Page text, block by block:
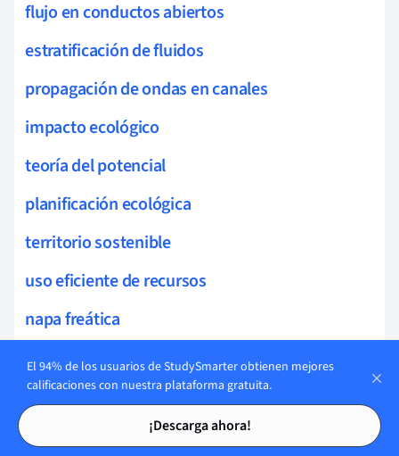
Tarjetas de estudio
Tarjetas de estudio
flujo en conductos abiertos
estratificación de fluidos
propagación de ondas en canales
impacto ecológico
teoría del potencial
planificación ecológica
territorio sostenible
uso eficiente de recursos
napa freática
impacto del cambio climático
sistemas hídricos
hidrología superficial
El 94% de los usuarios de StudySmarter obtienen mejores
calificaciones con nuestra plataforma gratuita.
¡Descarga ahora!